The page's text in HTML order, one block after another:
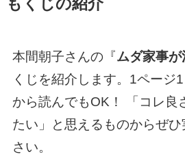
もくじの紹介
本間朝子さんの『ムダ家事
くじを紹介します。1ページ
から読んでもOK！ 「コレ良
たい」と思えるものからぜ
さい。